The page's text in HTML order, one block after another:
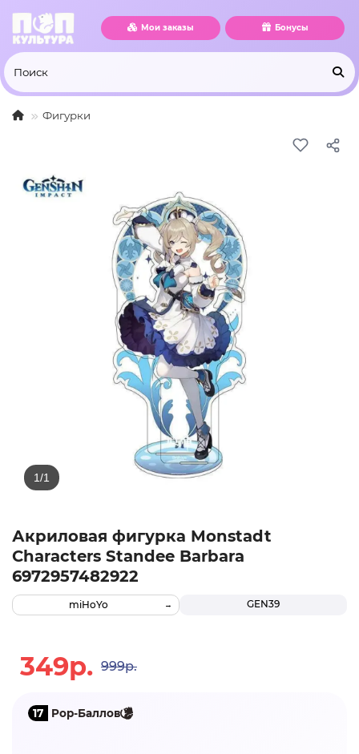
Мои заказы Бонусы
Фигурки
Акриловая фигурка Monstadt
Characters Standee Barbara
6972957482922
GEN39
miHoYo
349р. 999р.
17 Pop-Баллов